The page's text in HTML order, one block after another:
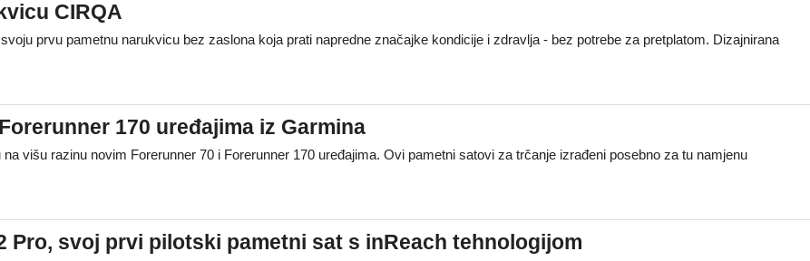
CIRQA
prvu pametnu narukvicu bez zaslona koja prati napredne značajke kondicije i zdravlja - bez potrebe za pretplatom. Dizajnirana
170 uređajima iz Garmina
višu razinu novim Forerunner 70 i Forerunner 170 uređajima. Ovi pametni satovi za trčanje izrađeni posebno za tu namjenu
Pro, svoj prvi pilotski pametni sat s inReach tehnologijom